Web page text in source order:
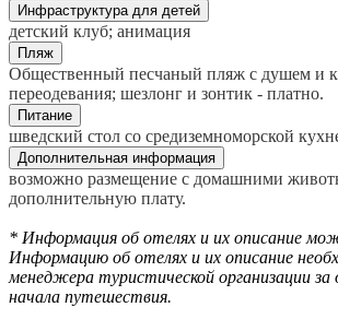
Инфраструктура для детей
детский клуб; анимация
Пляж
Общественный песчаный пляж с душем и
переодевания; шезлонг и зонтик - платно.
Питание
шведский стол со средиземноморской
Дополнительная информация
возможно размещение с домашними
дополнительную плату.
* Информация об отелях и их описание
Информацию об отелях и их описание
менеджера туристической организации за
начала путешествия.